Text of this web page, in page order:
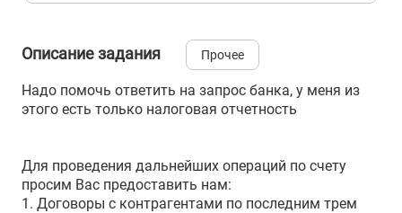
Описание задания Прочее
Надо помочь ответить на запрос банка, у меня из
этого есть только налоговая отчетность
Для проведения дальнейших операций по счету
просим Вас предоставить нам:
1. Договоры с контрагентами по последним трем